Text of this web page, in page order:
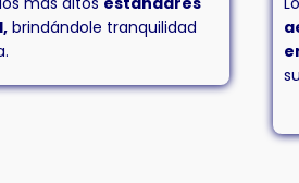
brindándole tranquilidad